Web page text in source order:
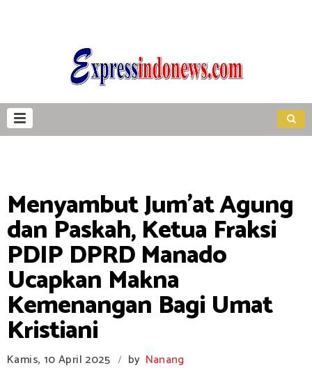
Menyambut Jum'at Agung
dan Paskah, Ketua Fraksi
PDIP DPRD Manado
Ucapkan Makna
Kemenangan Bagi Umat
Kristiani
Kamis, 10 April 2025 / by Nanang